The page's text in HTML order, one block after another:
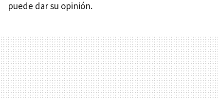
puede dar su opinión.